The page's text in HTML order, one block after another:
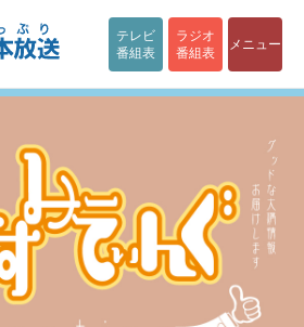
テレビ
番組表
ラジオ
番組表
メニュー